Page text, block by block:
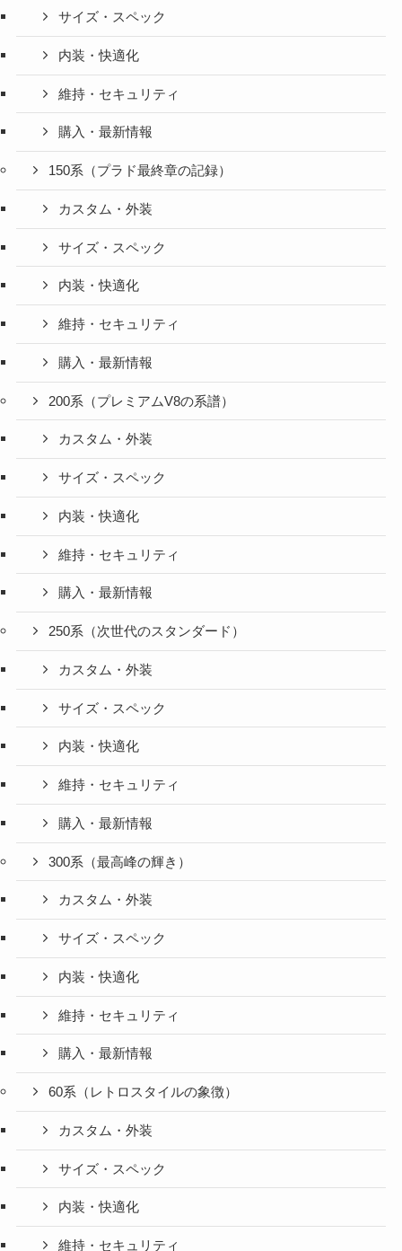
サイズ・スペック
内装・快適化
維持・セキュリティ
購入・最新情報
150系（プラド最終章の記録）
カスタム・外装
サイズ・スペック
内装・快適化
維持・セキュリティ
購入・最新情報
200系（プレミアムV8の系譜）
カスタム・外装
サイズ・スペック
内装・快適化
維持・セキュリティ
購入・最新情報
250系（次世代のスタンダード）
カスタム・外装
サイズ・スペック
内装・快適化
維持・セキュリティ
購入・最新情報
300系（最高峰の輝き）
カスタム・外装
サイズ・スペック
内装・快適化
維持・セキュリティ
購入・最新情報
60系（レトロスタイルの象徴）
カスタム・外装
サイズ・スペック
内装・快適化
維持・セキュリティ